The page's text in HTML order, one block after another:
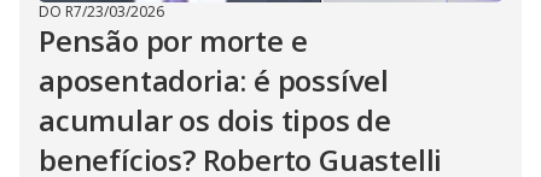
DO R7/23/03/2026
Pensão por morte e
aposentadoria: é possível
acumular os dois tipos de
benefícios? Roberto Guastelli